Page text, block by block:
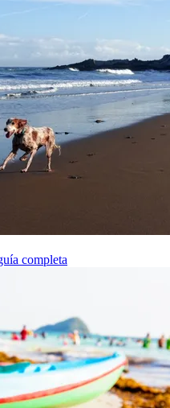
completa